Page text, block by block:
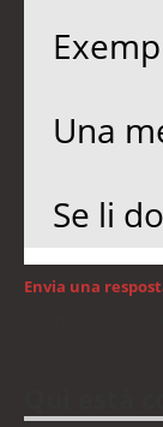
Una
Se li
Envia una